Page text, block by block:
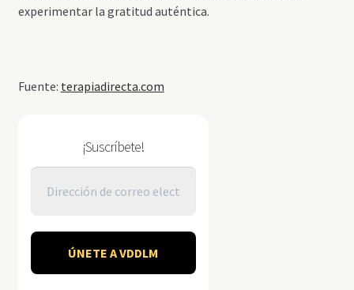
experimentar la gratitud auténtica.
Fuente: terapiadirecta.com
¡Suscríbete!